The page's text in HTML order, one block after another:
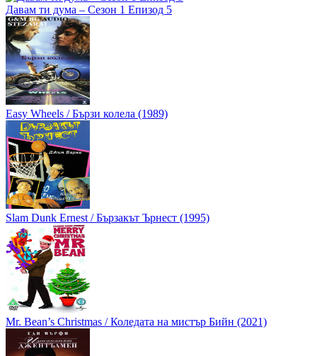
Давам ти дума – Сезон 1 Епизод 5
Easy Wheels / Бързи колела (1989)
Slam Dunk Ernest / Бързакът Ърнест (1995)
Mr. Bean’s Christmas / Коледата на мистър Бийн (2021)